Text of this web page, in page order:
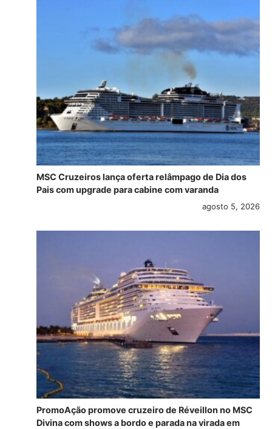
MSC Cruzeiros lança oferta relâmpago de Dia dos
Pais com upgrade para cabine com varanda
agosto 5, 2026
PromoAção promove cruzeiro de Réveillon no MSC
Divina com shows a bordo e parada na virada em